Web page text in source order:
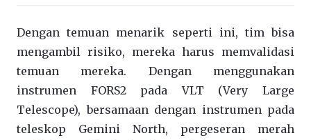
Dengan temuan menarik seperti ini, tim bisa
mengambil risiko, mereka harus memvalidasi
temuan mereka. Dengan menggunakan
instrumen FORS2 pada VLT (Very Large
Telescope), bersamaan dengan instrumen pada
teleskop Gemini North, pergeseran merah